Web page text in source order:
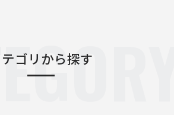
ゴリから探す